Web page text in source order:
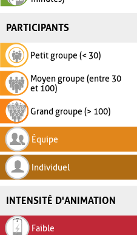
PARTICIPANTS
Petit groupe (< 30)
Moyen groupe (entre 30
et 100)
Grand groupe (> 100)
Équipe
Individuel
INTENSITÉ D'ANIMATION
Faible